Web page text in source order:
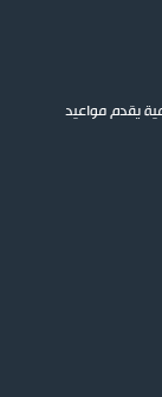
يقدم مواعيد